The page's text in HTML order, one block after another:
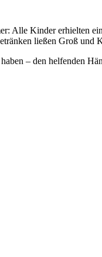
Alle Kinder erhielten
ließen Groß und
– den helfenden